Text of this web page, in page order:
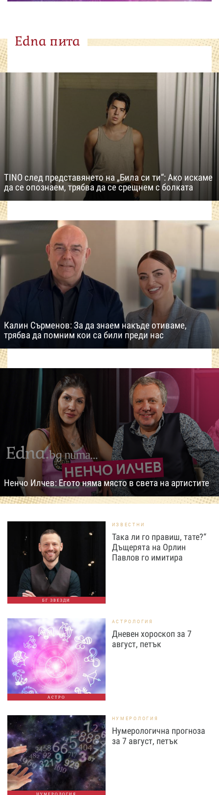
Edna пита
TINO след представянето на „Била си ти“: Ако искаме
да се опознаем, трябва да се срещнем с болката
Калин Сърменов: За да знаем накъде отиваме,
трябва да помним кои са били преди нас
Ненчо Илчев: Егото няма място в света на артистите
БГ ЗВЕЗДИ
ИЗВЕСТНИ
Така ли го правиш, тате?“
Дъщерята на Орлин
Павлов го имитира
АСТРО
АСТРОЛОГИЯ
Дневен хороскоп за 7
август, петък
НУМЕРОЛОГИЯ
НУМЕРОЛОГИЯ
Нумерологична прогноза
за 7 август, петък